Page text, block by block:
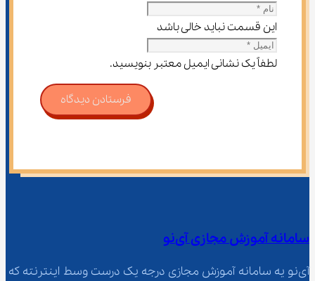
این قسمت نباید خالی باشد
لطفاً یک نشانی ایمیل معتبر بنویسید.
فرستادن دیدگاه
سامانه آموزش مجازی آی‌نو
آی‌نو یه سامانه آموزش مجازی درجه یک درست وسط اینترنته که